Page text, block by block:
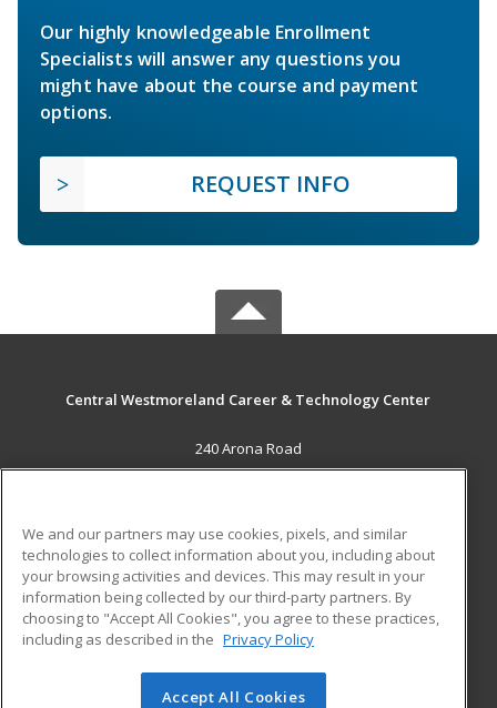
Our highly knowledgeable Enrollment
Specialists will answer any questions you
might have about the course and payment
options.
REQUEST INFO
Central Westmoreland Career & Technology Center
240 Arona Road
New Stanton, PA 15672 US
Career Training
ADDITIONAL RESOURCES
Military
Help
Student Blog
© 2026 ed2go, a division of Cengage Learning. All rights
We and our partners may use cookies, pixels, and similar
technologies to collect information about you, including about
your browsing activities and devices. This may result in your
information being collected by our third-party partners. By
choosing to "Accept All Cookies", you agree to these practices,
including as described in the Privacy Policy
Accept All Cookies